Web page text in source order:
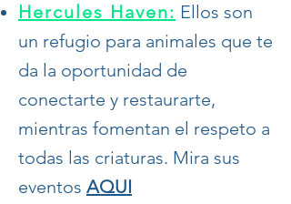
Hercules Haven: Ellos son
un refugio para animales que te
da la oportunidad de
conectarte y restaurarte,
mientras fomentan el respeto a
todas las criaturas. Mira sus
eventos AQUI